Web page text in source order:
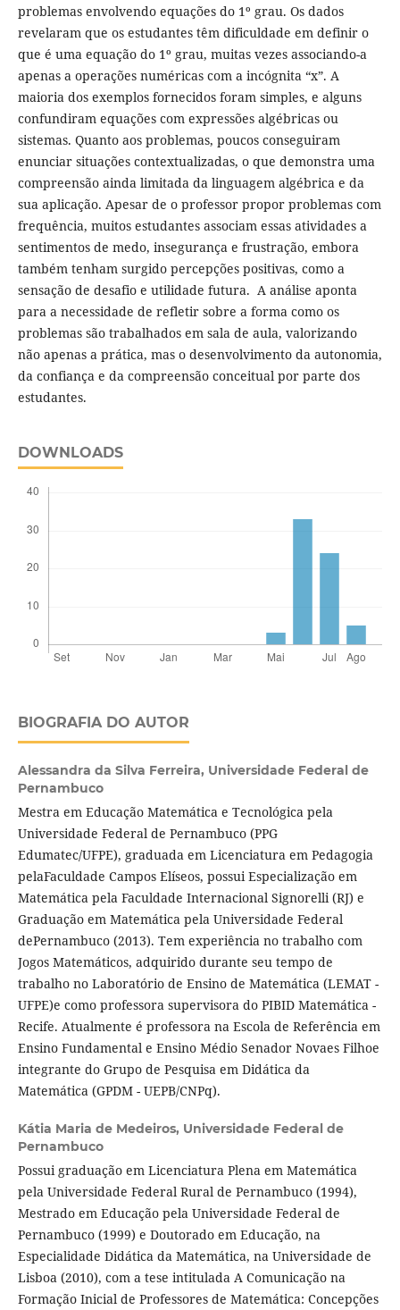
problemas envolvendo equações do 1º grau. Os dados
revelaram que os estudantes têm dificuldade em definir o
que é uma equação do 1º grau, muitas vezes associando-a
apenas a operações numéricas com a incógnita “x”. A
maioria dos exemplos fornecidos foram simples, e alguns
confundiram equações com expressões algébricas ou
sistemas. Quanto aos problemas, poucos conseguiram
enunciar situações contextualizadas, o que demonstra uma
compreensão ainda limitada da linguagem algébrica e da
sua aplicação. Apesar de o professor propor problemas com
frequência, muitos estudantes associam essas atividades a
sentimentos de medo, insegurança e frustração, embora
também tenham surgido percepções positivas, como a
sensação de desafio e utilidade futura. A análise aponta
para a necessidade de refletir sobre a forma como os
problemas são trabalhados em sala de aula, valorizando
não apenas a prática, mas o desenvolvimento da autonomia,
da confiança e da compreensão conceitual por parte dos
estudantes.
DOWNLOADS
BIOGRAFIA DO AUTOR
Alessandra da Silva Ferreira, Universidade Federal de
Pernambuco
Mestra em Educação Matemática e Tecnológica pela
Universidade Federal de Pernambuco (PPG
Edumatec/UFPE), graduada em Licenciatura em Pedagogia
pelaFaculdade Campos Elíseos, possui Especialização em
Matemática pela Faculdade Internacional Signorelli (RJ) e
Graduação em Matemática pela Universidade Federal
dePernambuco (2013). Tem experiência no trabalho com
Jogos Matemáticos, adquirido durante seu tempo de
trabalho no Laboratório de Ensino de Matemática (LEMAT -
UFPE)e como professora supervisora do PIBID Matemática -
Recife. Atualmente é professora na Escola de Referência em
Ensino Fundamental e Ensino Médio Senador Novaes Filhoe
integrante do Grupo de Pesquisa em Didática da
Matemática (GPDM - UEPB/CNPq).
Kátia Maria de Medeiros, Universidade Federal de
Pernambuco
Possui graduação em Licenciatura Plena em Matemática
pela Universidade Federal Rural de Pernambuco (1994),
Mestrado em Educação pela Universidade Federal de
Pernambuco (1999) e Doutorado em Educação, na
Especialidade Didática da Matemática, na Universidade de
Lisboa (2010), com a tese intitulada A Comunicação na
Formação Inicial de Professores de Matemática: Concepções